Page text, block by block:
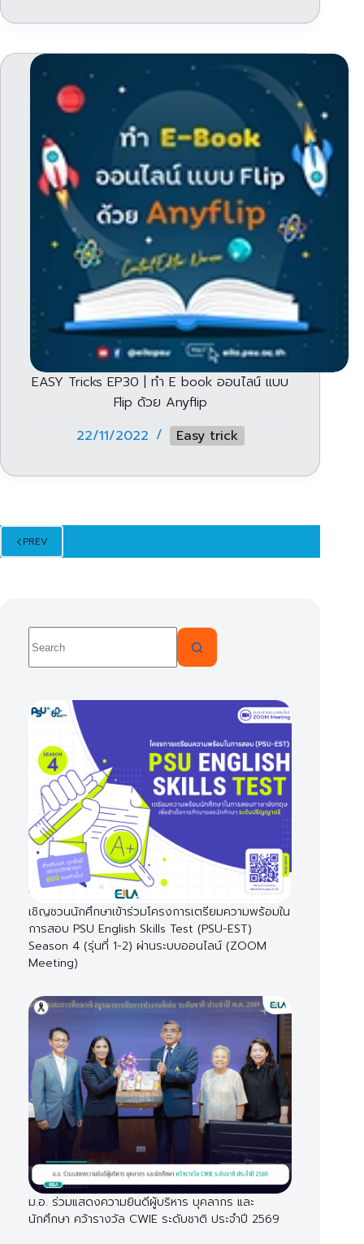
EASY Tricks EP30 | ทำ E book ออนไลน์ แบบ
Flip ด้วย Anyflip
22/11/2022
Easy trick
PREV
results
เชิญชวนนักศึกษาเข้าร่วมโครงการเตรียมความพร้อมใน
การสอบ PSU English Skills Test (PSU-EST)
Season 4 (รุ่นที่ 1-2) ผ่านระบบออนไลน์ (ZOOM
Meeting)
ม.อ. ร่วมแสดงความยินดีผู้บริหาร บุคลากร และ
นักศึกษา คว้ารางวัล CWIE ระดับชาติ ประจำปี 2569